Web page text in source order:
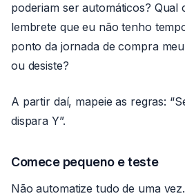
poderiam ser automáticos? Qual
lembrete que eu não tenho
ponto da jornada de compra
ou desiste?
A partir daí, mapeie as regras:
dispara Y”.
Comece pequeno e teste
Não automatize tudo de uma